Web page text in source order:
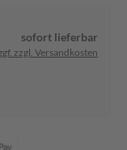
sofort lieferbar
zzgl. Versandkosten